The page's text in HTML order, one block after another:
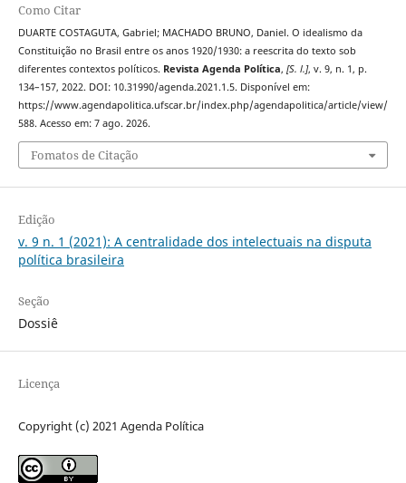
Como Citar
DUARTE COSTAGUTA, Gabriel; MACHADO BRUNO, Daniel. O idealismo da
Constituição no Brasil entre os anos 1920/1930: a reescrita do texto sob
diferentes contextos políticos. Revista Agenda Política, [S. l.], v. 9, n. 1, p.
134–157, 2022. DOI: 10.31990/agenda.2021.1.5. Disponível em:
https://www.agendapolitica.ufscar.br/index.php/agendapolitica/article/view/
588. Acesso em: 7 ago. 2026.
Fomatos de Citação
Edição
v. 9 n. 1 (2021): A centralidade dos intelectuais na disputa
política brasileira
Seção
Dossiê
Licença
Copyright (c) 2021 Agenda Política